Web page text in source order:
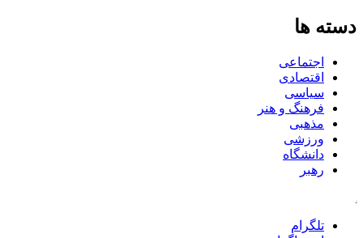
دسته ها
اجتماعی
اقتصادی
سیاسی
فرهنگ و هنر
مذهبی
ورزشی
دانشگاه
رهبر
تلگرام